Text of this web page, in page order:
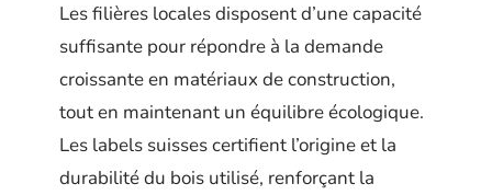
Les filières locales disposent d’une capacité
suffisante pour répondre à la demande
croissante en matériaux de construction,
tout en maintenant un équilibre écologique.
Les labels suisses certifient l’origine et la
durabilité du bois utilisé, renforçant la